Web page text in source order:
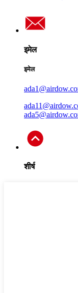
इमेल
इमेल
शीर्ष